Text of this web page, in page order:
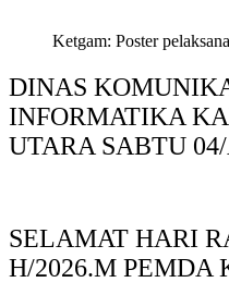
Ketgam: Poster
DINAS
INFORMATIKA
UTARA SABTU
SELAMAT HARI
H/2026.M PEMDA